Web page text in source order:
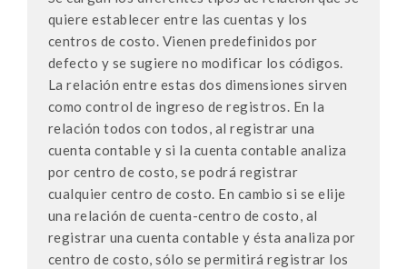
quiere establecer entre las cuentas y los
centros de costo. Vienen predefinidos por
defecto y se sugiere no modificar los códigos.
La relación entre estas dos dimensiones sirven
como control de ingreso de registros. En la
relación todos con todos, al registrar una
cuenta contable y si la cuenta contable analiza
por centro de costo, se podrá registrar
cualquier centro de costo. En cambio si se elije
una relación de cuenta-centro de costo, al
registrar una cuenta contable y ésta analiza por
centro de costo, sólo se permitirá registrar los